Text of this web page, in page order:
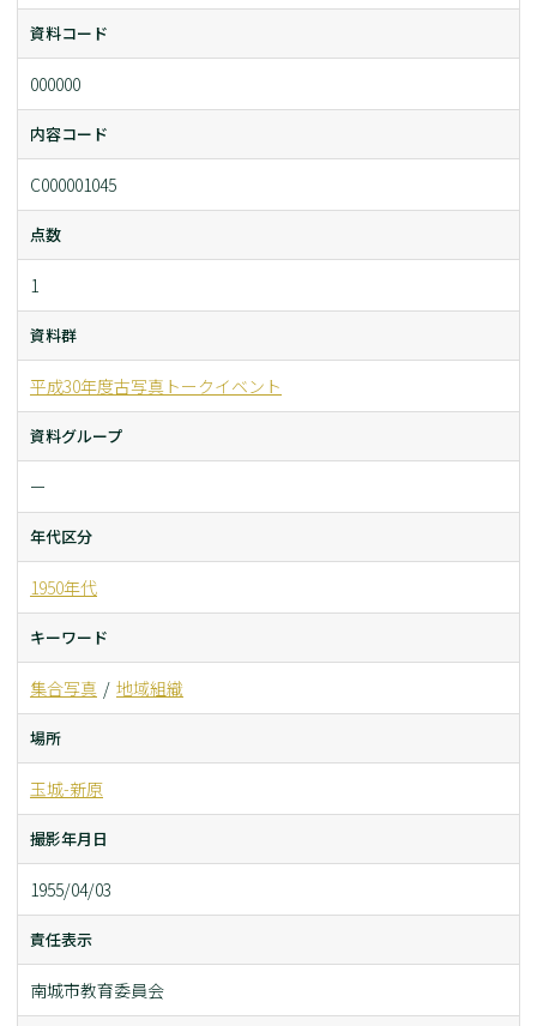
資料コード
000000
内容コード
C000001045
点数
1
資料群
平成30年度古写真トークイベント
資料グループ
ー
年代区分
1950年代
キーワード
集合写真 地域組織
場所
玉城-新原
撮影年月日
1955/04/03
責任表示
南城市教育委員会